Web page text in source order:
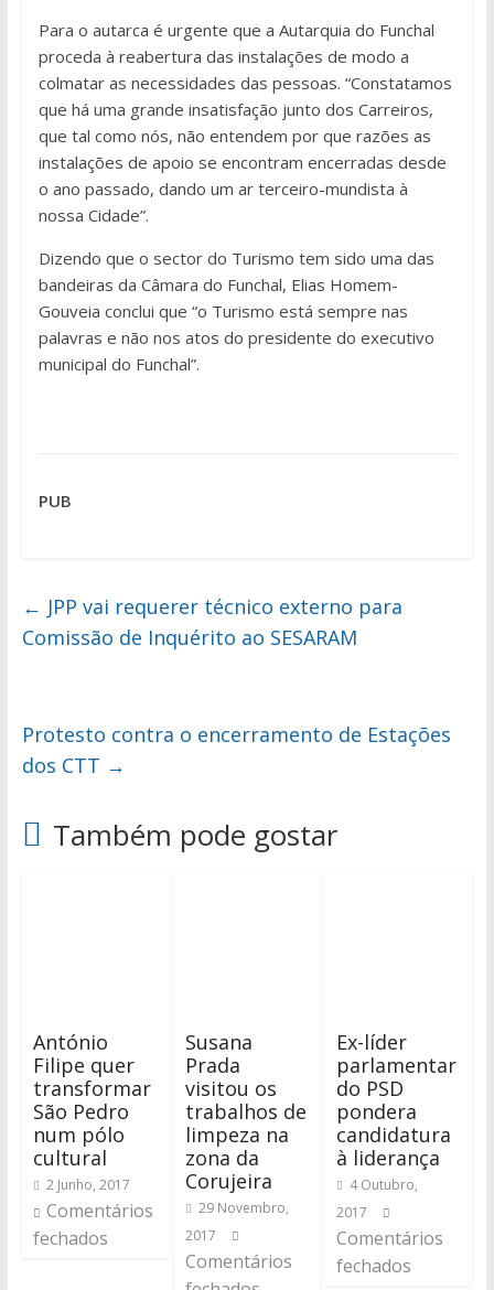
Para o autarca é urgente que a Autarquia do Funchal
proceda à reabertura das instalações de modo a
colmatar as necessidades das pessoas. “Constatamos
que há uma grande insatisfação junto dos Carreiros,
que tal como nós, não entendem por que razões as
instalações de apoio se encontram encerradas desde
o ano passado, dando um ar terceiro-mundista à
nossa Cidade”.
Dizendo que o sector do Turismo tem sido uma das
bandeiras da Câmara do Funchal, Elias Homem-
Gouveia conclui que “o Turismo está sempre nas
palavras e não nos atos do presidente do executivo
municipal do Funchal”.
PUB
← JPP vai requerer técnico externo para
Comissão de Inquérito ao SESARAM
Protesto contra o encerramento de Estações
dos CTT →
Também pode gostar
António
Filipe quer
transformar
São Pedro
num pólo
cultural
2 Junho, 2017
Comentários
fechados
Susana
Prada
visitou os
trabalhos de
limpeza na
zona da
Corujeira
29 Novembro,
2017
Comentários
Ex-líder
parlamentar
do PSD
pondera
candidatura
à liderança
4 Outubro,
2017
Comentários
fechados